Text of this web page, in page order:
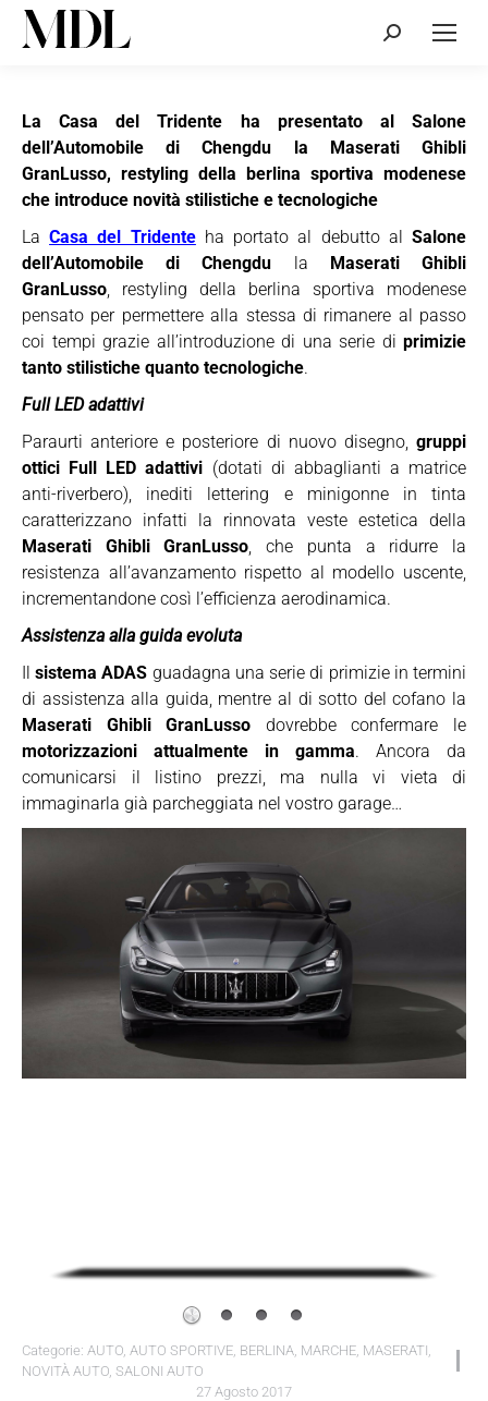
Cerca:
La Casa del Tridente ha presentato al Salone
dell’Automobile di Chengdu la Maserati Ghibli
GranLusso, restyling della berlina sportiva modenese
che introduce novità stilistiche e tecnologiche
LaCasa del Tridenteha portato al debutto alSalone
dell’Automobile di Chengdu la Maserati Ghibli
GranLusso, restyling della berlina sportiva modenese
pensato per permettere alla stessa di rimanere al passo
coi tempi grazie all’introduzione di una serie di primizie
tanto stilistiche quanto tecnologiche.
Full LED adattivi
Paraurti anteriore e posteriore di nuovo disegno, gruppi
ottici Full LED adattivi (dotati di abbaglianti a matrice
anti-riverbero), inediti lettering e minigonne in tinta
caratterizzano infatti la rinnovata veste estetica della
Maserati Ghibli GranLusso, che punta a ridurre la
resistenza all’avanzamento rispetto al modello uscente,
incrementandone così l’efficienza aerodinamica.
Assistenza alla guida evoluta
Ilsistema ADAS guadagna una serie di primizie in termini
di assistenza alla guida, mentre al di sotto del cofano la
Maserati Ghibli GranLusso dovrebbe confermare le
motorizzazioni attualmente in gamma. Ancora da
comunicarsi il listino prezzi, ma nulla vi vieta di
immaginarla già parcheggiata nel vostro garage…
Categorie: AUTO, AUTO SPORTIVE, BERLINA, MARCHE, MASERATI,
NOVITÀ AUTO, SALONI AUTO
27 Agosto 2017